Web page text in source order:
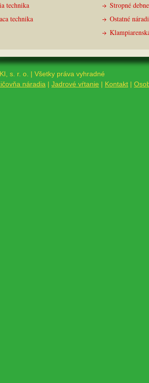
technika
technika
Stropné
Ostatné
s. r. o. | Všetky práva vyhradné
náradia | Jadrové vŕtanie | Kontakt |